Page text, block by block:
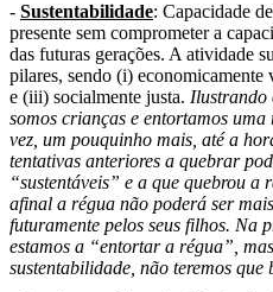
- Sustentabilidade: Capacidade
presente sem comprometer a
das futuras gerações. A atividade
pilares, sendo (i)
e (iii) socialmente justa. Ilustrando
somos crianças e entortamos
vez, um pouquinho mais, até a
tentativas anteriores a quebrar
“sustentáveis” e a que quebrou a
afinal a régua não poderá ser
futuramente pelos seus filhos. Na
estamos a “entortar a régua”,
sustentabilidade, não teremos que